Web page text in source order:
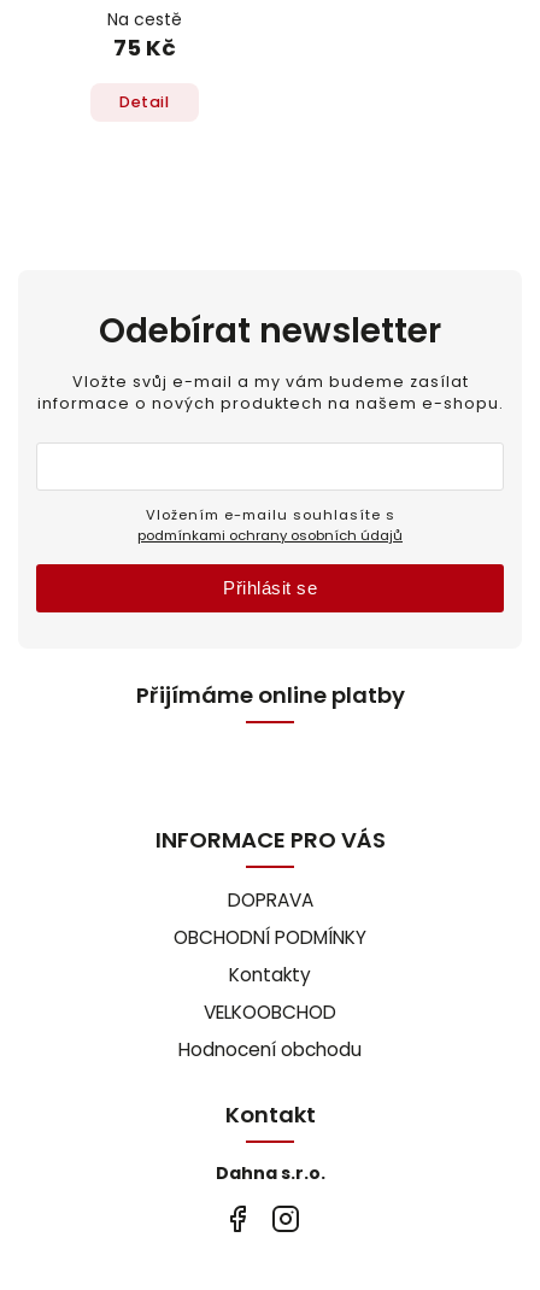
Na cestě
75 Kč
Detail
Odebírat newsletter
Vložte svůj e-mail a my vám budeme zasílat
informace o nových produktech na našem e-shopu.
podmínkami ochrany osobních údajů
Přihlásit se
Přijímáme online platby
INFORMACE PRO VÁS
DOPRAVA
OBCHODNÍ PODMÍNKY
Kontakty
VELKOOBCHOD
Hodnocení obchodu
Kontakt
Dahna s.r.o.